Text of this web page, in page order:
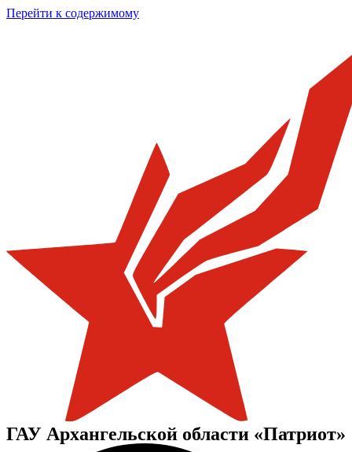
Перейти к содержимому
ГАУ Архангельской области «Патриот»